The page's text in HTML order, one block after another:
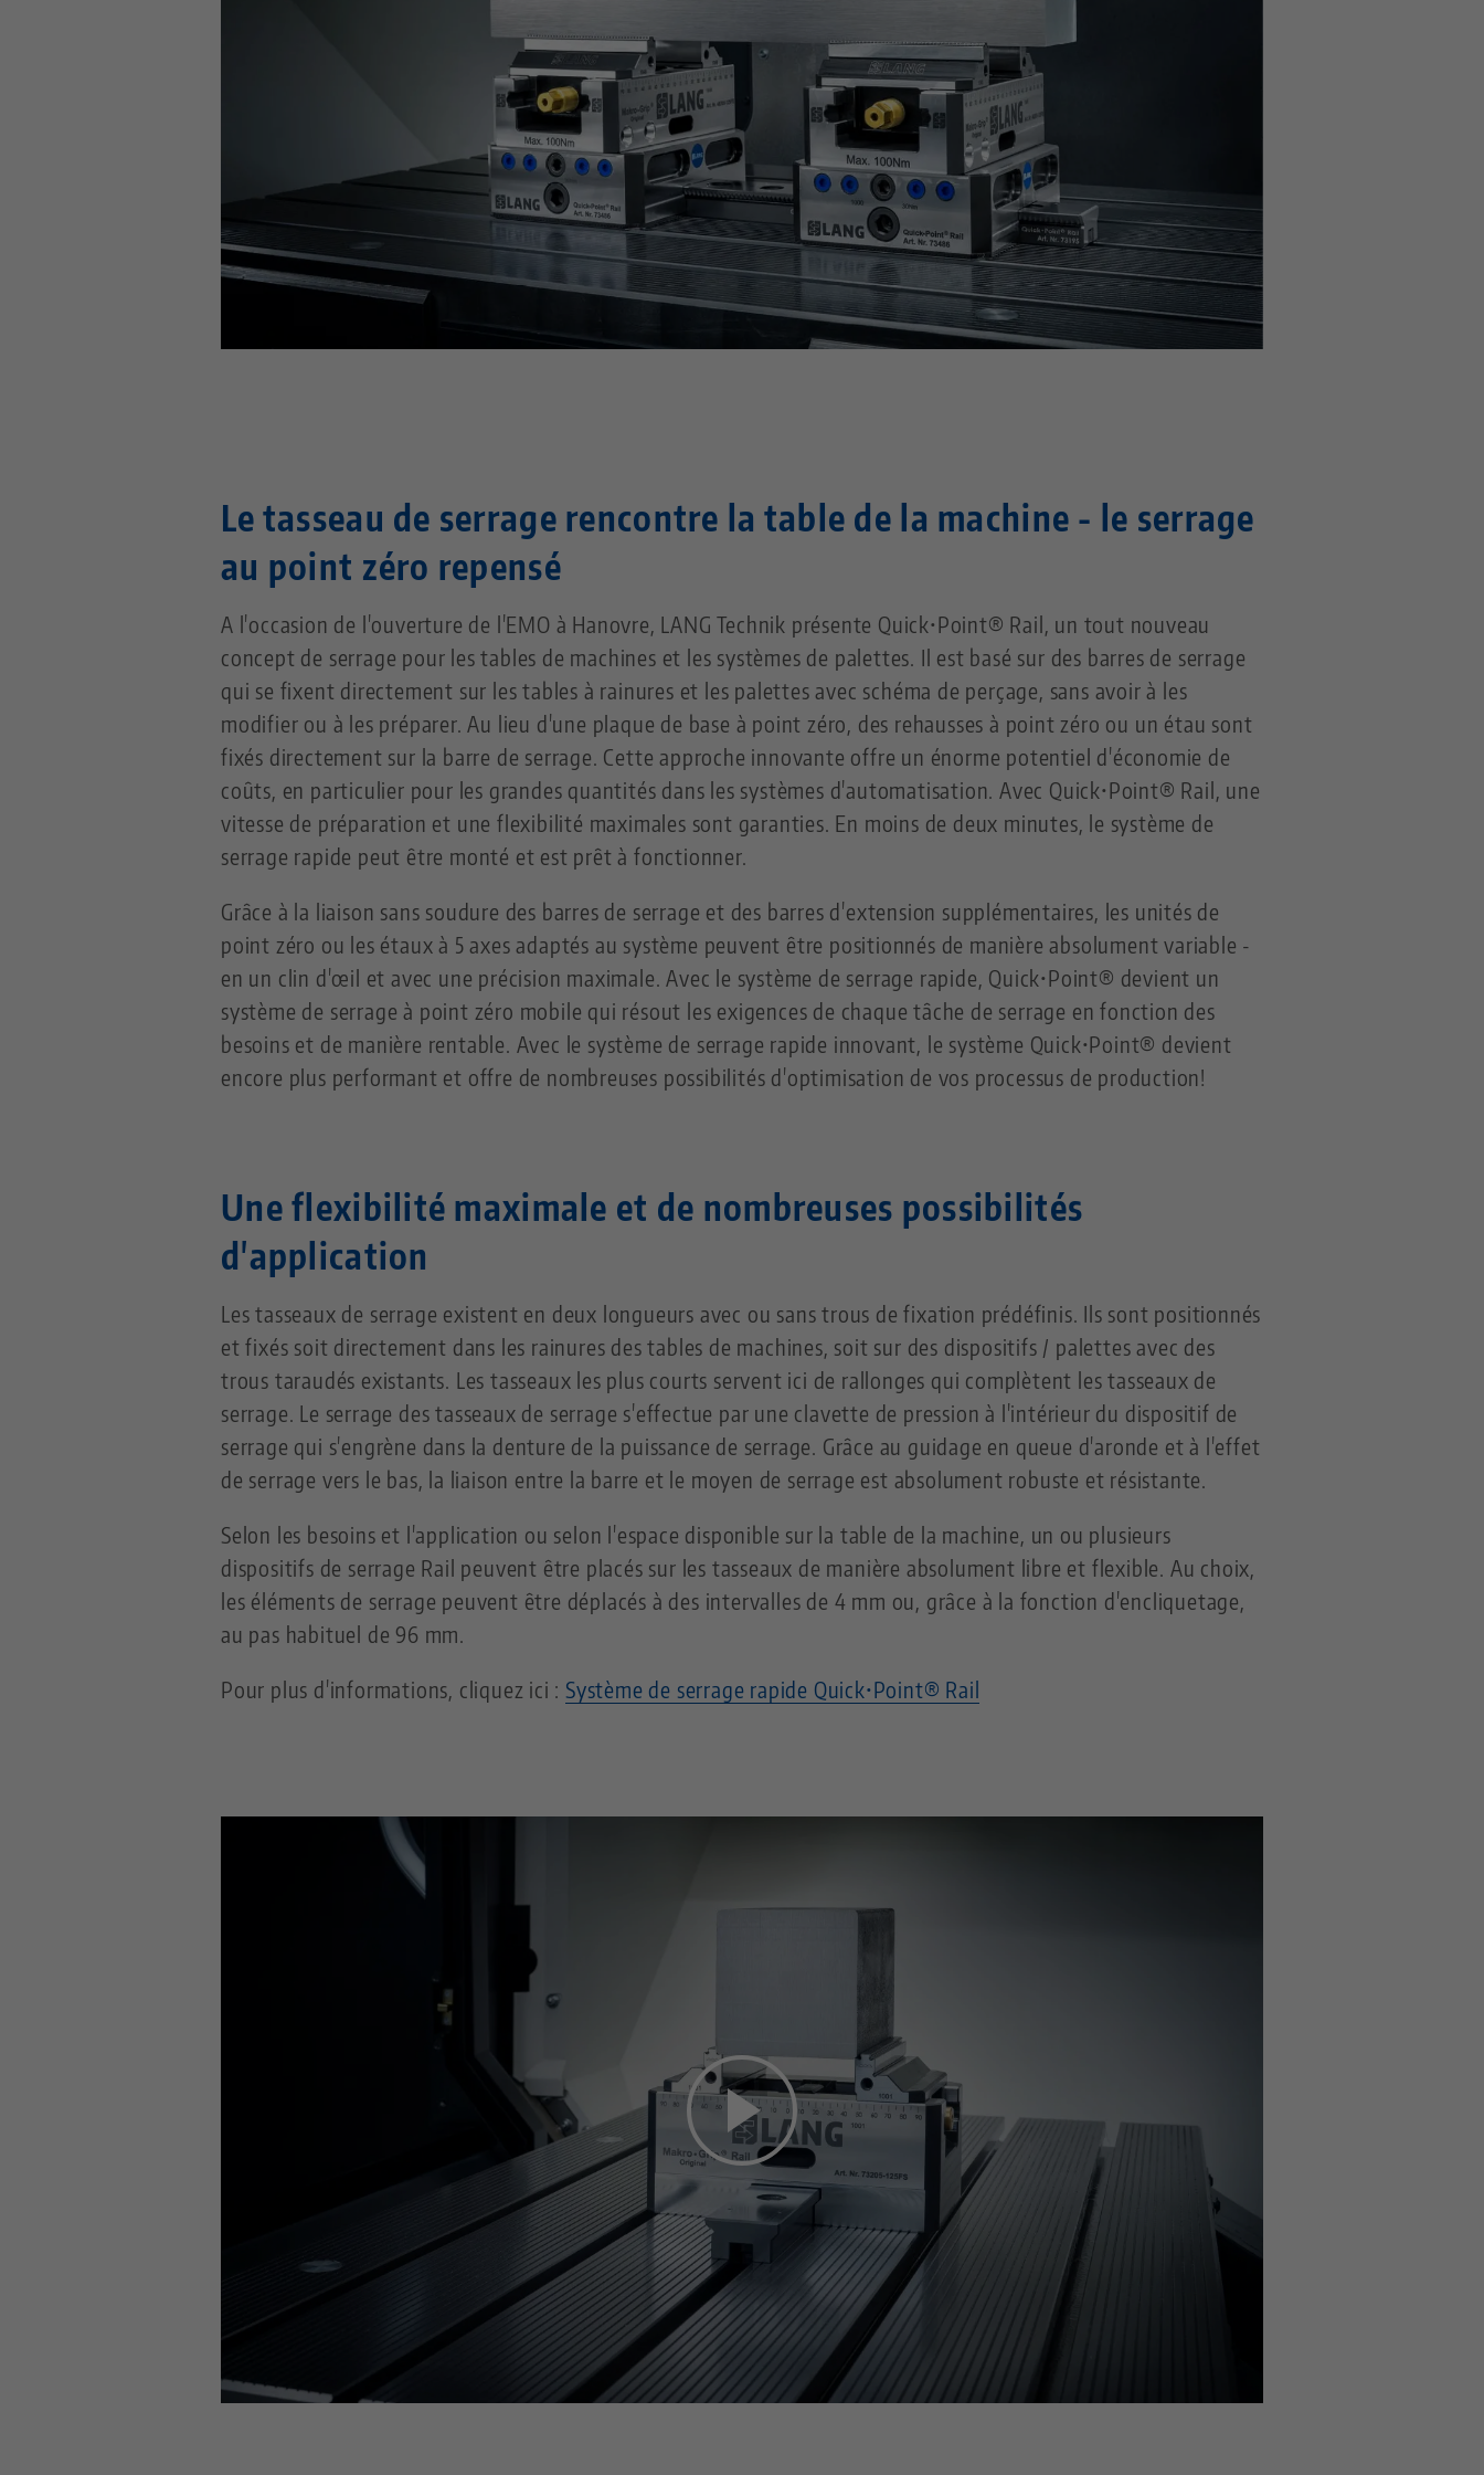
Le tasseau de serrage rencontre la table de la machine - le serrage
au point zéro repensé
A l'occasion de l'ouverture de l'EMO à Hanovre, LANG Technik présente Quick•Point® Rail, un tout nouveau
concept de serrage pour les tables de machines et les systèmes de palettes. Il est basé sur des barres de serrage
qui se fixent directement sur les tables à rainures et les palettes avec schéma de perçage, sans avoir à les
modifier ou à les préparer. Au lieu d'une plaque de base à point zéro, des rehausses à point zéro ou un étau sont
fixés directement sur la barre de serrage. Cette approche innovante offre un énorme potentiel d'économie de
coûts, en particulier pour les grandes quantités dans les systèmes d'automatisation. Avec Quick•Point® Rail, une
vitesse de préparation et une flexibilité maximales sont garanties. En moins de deux minutes, le système de
serrage rapide peut être monté et est prêt à fonctionner.
Grâce à la liaison sans soudure des barres de serrage et des barres d'extension supplémentaires, les unités de
point zéro ou les étaux à 5 axes adaptés au système peuvent être positionnés de manière absolument variable -
en un clin d'œil et avec une précision maximale. Avec le système de serrage rapide, Quick•Point® devient un
système de serrage à point zéro mobile qui résout les exigences de chaque tâche de serrage en fonction des
besoins et de manière rentable. Avec le système de serrage rapide innovant, le système Quick•Point® devient
encore plus performant et offre de nombreuses possibilités d'optimisation de vos processus de production!
Une flexibilité maximale et de nombreuses possibilités
d'application
Les tasseaux de serrage existent en deux longueurs avec ou sans trous de fixation prédéfinis. Ils sont positionnés
et fixés soit directement dans les rainures des tables de machines, soit sur des dispositifs / palettes avec des
trous taraudés existants. Les tasseaux les plus courts servent ici de rallonges qui complètent les tasseaux de
serrage. Le serrage des tasseaux de serrage s'effectue par une clavette de pression à l'intérieur du dispositif de
serrage qui s'engrène dans la denture de la puissance de serrage. Grâce au guidage en queue d'aronde et à l'effet
de serrage vers le bas, la liaison entre la barre et le moyen de serrage est absolument robuste et résistante.
Selon les besoins et l'application ou selon l'espace disponible sur la table de la machine, un ou plusieurs
dispositifs de serrage Rail peuvent être placés sur les tasseaux de manière absolument libre et flexible. Au choix,
les éléments de serrage peuvent être déplacés à des intervalles de 4 mm ou, grâce à la fonction d'encliquetage,
au pas habituel de 96 mm.
Pour plus d'informations, cliquez ici : Système de serrage rapide Quick•Point® Rail
Cette vidéo est hébergée sur YouTube. Pour regarder la vidéo, veuillez accepter les cookies média dans
confidentialitédie Media-Cookies.